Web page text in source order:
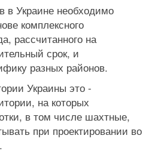
в Украине необходимо
комплексного
рассчитанного на
срок, и
разных районов.
Украины это -
на которых
в том числе шахтные,
при проектировании во